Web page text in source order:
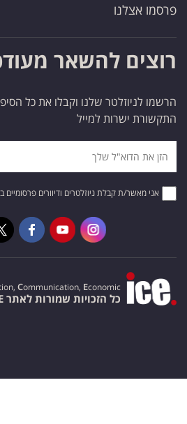
פרסמו אצלנו
רוצים להשאר
הרשמו לניוזלטר שלנו וקבלו את כל
התקשורת ישרות למייל
אני מאשר/ת קבלת ניוזלטרים ודיוורים פרסומיים
Communication, Economic
כל הזכויות שמורות לאתר ICE. ©